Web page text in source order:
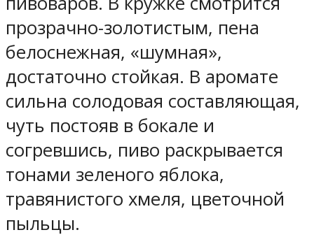
прозрачно-золотистым, пена
белоснежная, «шумная»,
достаточно стойкая. В аромате
сильна солодовая составляющая,
чуть постояв в бокале и
согревшись, пиво раскрывается
тонами зеленого яблока,
травянистого хмеля, цветочной
пыльцы.